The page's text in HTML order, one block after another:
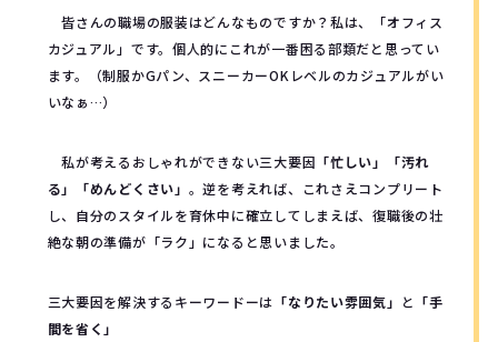
皆さんの職場の服装はどんなものですか？私は、「オフィス
カジュアル」です。個人的にこれが一番困る部類だと思ってい
ます。（制服かGパン、スニーカーOKレベルのカジュアルがい
いなぁ…）
私が考えるおしゃれができない三大要因 「忙しい」「汚れ
る」「めんどくさい」 。逆を考えれば、これさえコンプリート
し、自分のスタイルを育休中に確立してしまえば、復職後の壮
絶な朝の準備が「ラク」になると思いました。
三大要因を解決するキーワードーは 「なりたい雰囲気」 と 「手
間を省く」